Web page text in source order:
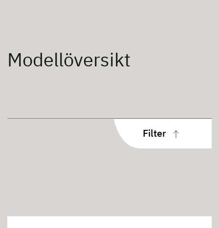
Modellöversikt
Filter